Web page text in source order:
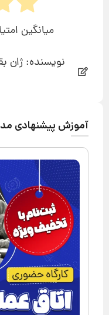
میانگین
نویسنده: ژان
آموزش پیشنهادی